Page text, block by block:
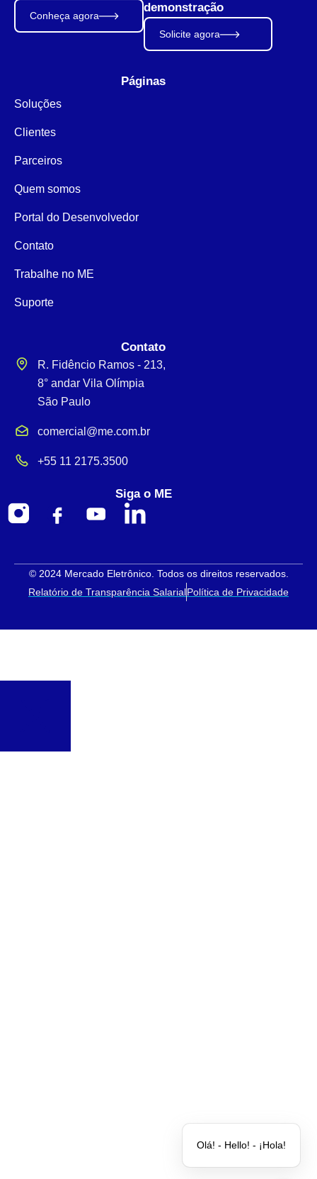
Conheça agora
demonstração
Solicite agora
Páginas
Soluções
Clientes
Parceiros
Quem somos
Portal do Desenvolvedor
Contato
Trabalhe no ME
Suporte
Contato
R. Fidêncio Ramos - 213,
8° andar Vila Olímpia
São Paulo
comercial@me.com.br
+55 11 2175.3500
Siga o ME
© 2024 Mercado Eletrônico. Todos os direitos reservados.
Relatório de Transparência SalarialPolítica de Privacidade
Olá! - Hello! - ¡Hola!